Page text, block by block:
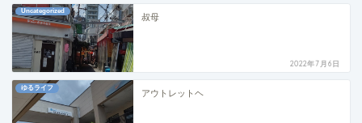
Uncategorized
叔母
2022年7月6日
ゆるライフ
アウトレットヘ